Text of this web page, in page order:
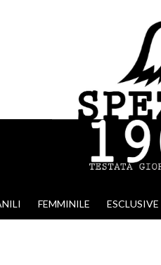
FEMMINILE ESCLUSIVE